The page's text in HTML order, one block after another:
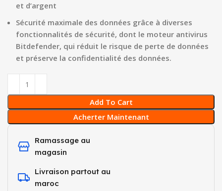
et d’argent
Sécurité maximale des données grâce à diverses
fonctionnalités de sécurité, dont le moteur antivirus
Bitdefender, qui réduit le risque de perte de données
et préserve la confidentialité des données.
Add To Cart
Acherter Maintenant
Ramassage au
magasin
Livraison partout au
maroc